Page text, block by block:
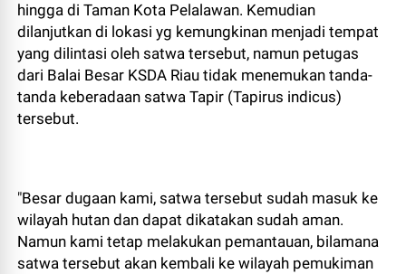
hingga di Taman Kota Pelalawan. Kemudian
dilanjutkan di lokasi yg kemungkinan menjadi tempat
yang dilintasi oleh satwa tersebut, namun petugas
dari Balai Besar KSDA Riau tidak menemukan tanda-
tanda keberadaan satwa Tapir (Tapirus indicus)
tersebut.
"Besar dugaan kami, satwa tersebut sudah masuk ke
wilayah hutan dan dapat dikatakan sudah aman.
Namun kami tetap melakukan pemantauan, bilamana
satwa tersebut akan kembali ke wilayah pemukiman